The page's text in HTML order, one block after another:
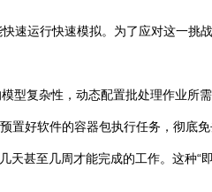
速运行快速模拟。为了应对这一挑
型复杂性，动态配置批处理作业所
好软件的容器包执行任务，彻底免
甚至几周才能完成的工作。这种“